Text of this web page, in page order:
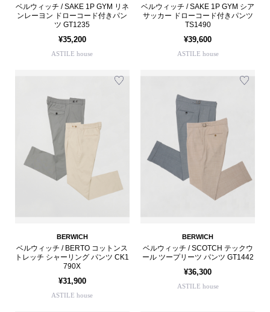
ベルウィッチ / SAKE 1P GYM リネ
ンレーヨン ドローコード付きパン
ツ GT1235
¥35,200
ASTILE house
ベルウィッチ / SAKE 1P GYM シア
サッカー ドローコード付きパンツ
TS1490
¥39,600
ASTILE house
BERWICH
ベルウィッチ / BERTO コットンス
トレッチ シャーリング パンツ CK1
790X
¥31,900
ASTILE house
BERWICH
ベルウィッチ / SCOTCH テックウ
ール ツープリーツ パンツ GT1442
¥36,300
ASTILE house